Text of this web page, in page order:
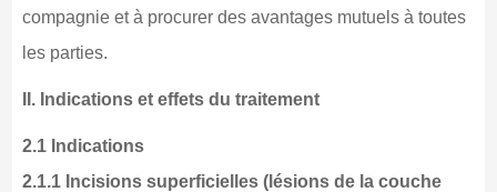
compagnie et à procurer des avantages mutuels à toutes
les parties.
II. Indications et effets du traitement
2.1 Indications
2.1.1 Incisions superficielles (lésions de la couche